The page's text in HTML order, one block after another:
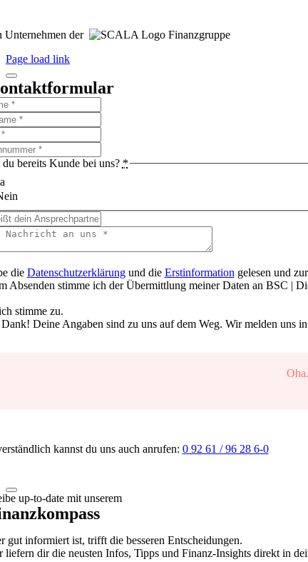
Unternehmen der
Finanzgruppe
Page load link
bereits Kunde bei uns? *
die Datenschutzerklärungund die Erstinformation gelesen und
Absenden stimme ich der Übermittlung meiner Daten an BSC |
stimme zu.
Deine Angaben sind zu uns auf dem Weg. Wir melden uns
kannst du uns auch anrufen: 0 92 61 / 96 28 6-0
up-to-date mit unserem
gut informiert ist, trifft die besseren Entscheidungen.
liefern dir die neusten Infos, Tipps und Finanz-Insights direkt in